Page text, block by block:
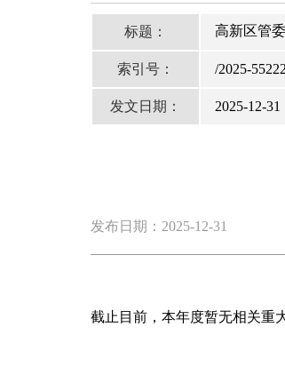
标题： 高新区管
索引号： /2025-
发文日期： 2025-12-31
发布日期：2025-12-31
截止目前，本年度暂无相关重